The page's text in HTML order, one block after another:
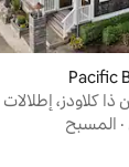
ذا كلاودز،
· المسبح